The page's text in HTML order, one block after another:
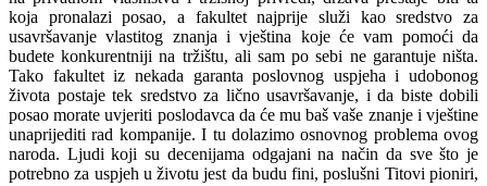
koja pronalazi posao, a fakultet najprije služi kao sredstvo za
usavršavanje vlastitog znanja i vještina koje će vam pomoći da
budete konkurentniji na tržištu, ali sam po sebi ne garantuje ništa.
Tako fakultet iz nekada garanta poslovnog uspjeha i udobonog
života postaje tek sredstvo za lično usavršavanje, i da biste dobili
posao morate uvjeriti poslodavca da će mu baš vaše znanje i vještine
unaprijediti rad kompanije. I tu dolazimo osnovnog problema ovog
naroda. Ljudi koji su decenijama odgajani na način da sve što je
potrebno za uspjeh u životu jest da budu fini, poslušni Titovi pioniri,